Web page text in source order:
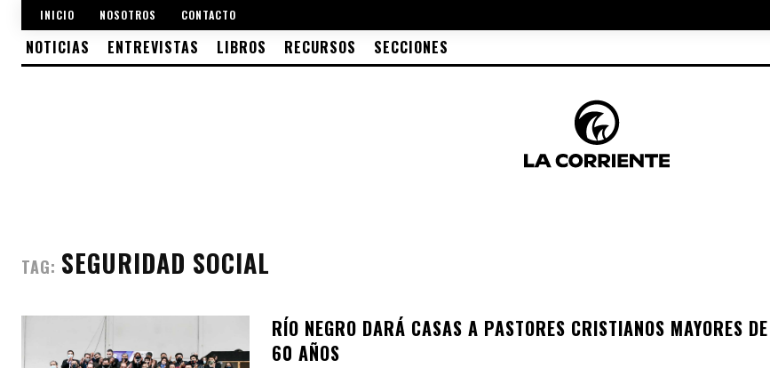
INICIO NOSOTROS CONTACTO
NOTICIAS ENTREVISTAS LIBROS RECURSOS SECCIONES
TAG: SEGURIDAD SOCIAL
RÍO NEGRO DARÁ CASAS A PASTORES CRISTIANOS MAYORES DE
60 AÑOS